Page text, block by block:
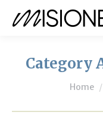
Category
You
Home